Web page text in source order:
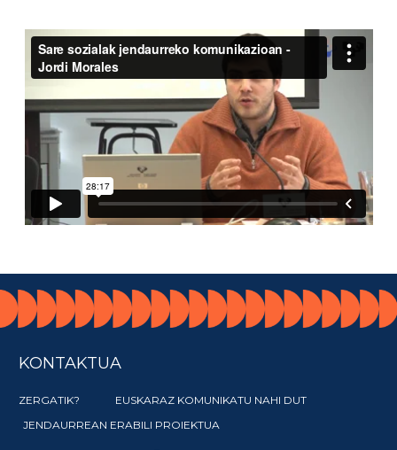
KONTAKTUA
ZERGATIK?
EUSKARAZ KOMUNIKATU NAHI DUT
JENDAURREAN ERABILI PROIEKTUA